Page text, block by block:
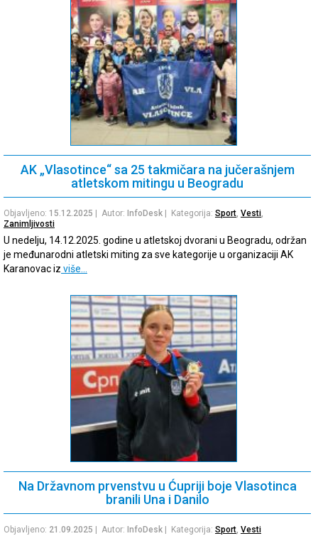
AK „Vlasotince“ sa 25 takmičara na jučerašnjem
atletskom mitingu u Beogradu
Objavljeno: 15.12.2025 | Autor: InfoDesk | Kategorija: Sport Vesti
Zanimljivosti
U nedelju, 14.12.2025. godine u atletskoj dvorani u Beogradu, održan
je međunarodni atletski miting za sve kategorije u organizaciji AK
Karanovac iz više…
Na Državnom prvenstvu u Ćupriji boje Vlasotinca
branili Una i Danilo
Objavljeno: 21.09.2025 | Autor: InfoDesk | Kategorija: Sport, Vesti